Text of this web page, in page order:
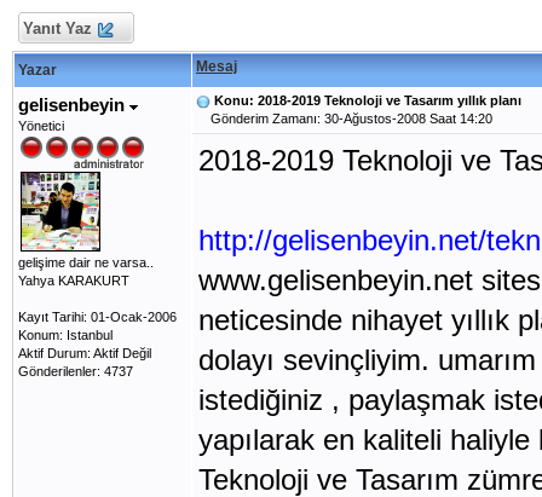
Yanıt Yaz
Yazar Mesaj
gelisenbeyin
Yönetici
gelişime dair ne varsa..
Yahya KARAKURT
Kayıt Tarihi: 01-Ocak-2006
Konum: Istanbul
Aktif Durum: Aktif Değil
Gönderilenler: 4737
Konu: 2018-2019 Teknoloji ve Tasarım yıllık planı
Gönderim Zamanı: 30-Ağustos-2008 Saat 14:20
2018-2019 Teknoloji ve
http://gelisenbeyin.net/
www.gelisenbeyin.net
neticesinde nihayet yıllık
dolayı sevinçliyim.
istediğiniz , paylaşmak
yapılarak en kaliteli haliyle
Teknoloji ve Tasarım